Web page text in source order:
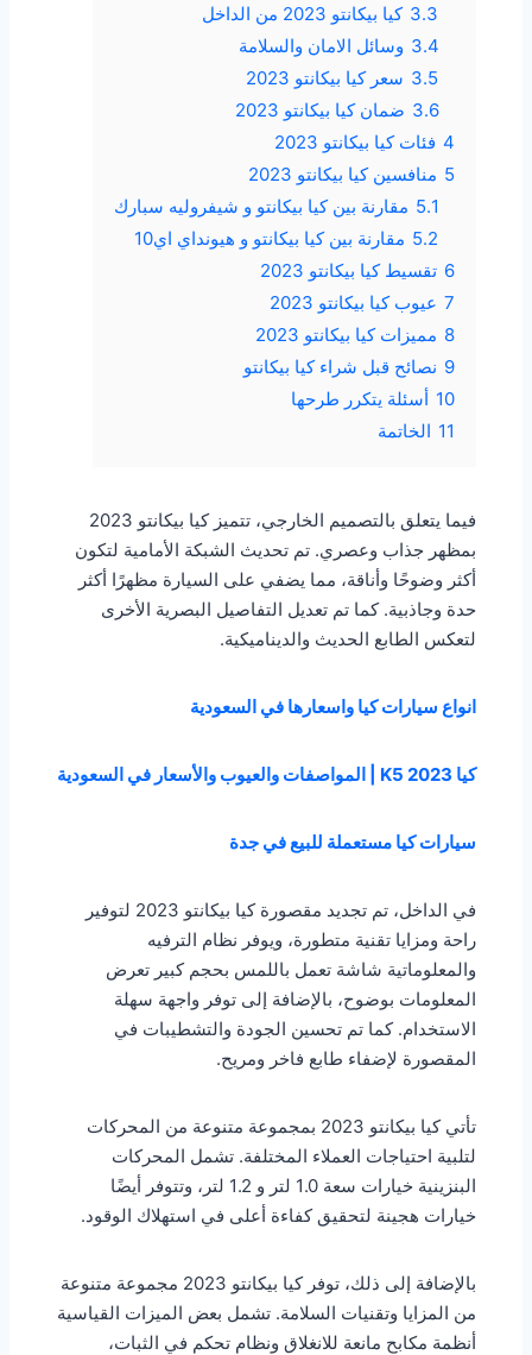
3.3 كيا بيكانتو 2023 من الداخل
3.4 وسائل الامان والسلامة
3.5 سعر كيا بيكانتو 2023
3.6 ضمان كيا بيكانتو 2023
4 فئات كيا بيكانتو 2023
5 منافسين كيا بيكانتو 2023
5.1 مقارنة بين كيا بيكانتو و شيفروليه سبارك
5.2 مقارنة بين كيا بيكانتو و هيونداي اي10
6 تقسيط كيا بيكانتو 2023
7 عيوب كيا بيكانتو 2023
8 مميزات كيا بيكانتو 2023
9 نصائح قبل شراء كيا بيكانتو
10 أسئلة يتكرر طرحها
11 الخاتمة
فيما يتعلق بالتصميم الخارجي، تتميز كيا بيكانتو 2023
بمظهر جذاب وعصري. تم تحديث الشبكة الأمامية لتكون
أكثر وضوحًا وأناقة، مما يضفي على السيارة مظهرًا أكثر
حدة وجاذبية. كما تم تعديل التفاصيل البصرية الأخرى
لتعكس الطابع الحديث والديناميكية.
انواع سيارات كيا واسعارها في السعودية
كيا K5 2023 | المواصفات والعيوب والأسعار في السعودية
سيارات كيا مستعملة للبيع في جدة
في الداخل، تم تجديد مقصورة كيا بيكانتو 2023 لتوفير
راحة ومزايا تقنية متطورة، ويوفر نظام الترفيه
والمعلوماتية شاشة تعمل باللمس بحجم كبير تعرض
المعلومات بوضوح، بالإضافة إلى توفر واجهة سهلة
الاستخدام. كما تم تحسين الجودة والتشطيبات في
المقصورة لإضفاء طابع فاخر ومريح.
تأتي كيا بيكانتو 2023 بمجموعة متنوعة من المحركات
لتلبية احتياجات العملاء المختلفة. تشمل المحركات
البنزينية خيارات سعة 1.0 لتر و 1.2 لتر، وتتوفر أيضًا
خيارات هجينة لتحقيق كفاءة أعلى في استهلاك الوقود.
بالإضافة إلى ذلك، توفر كيا بيكانتو 2023 مجموعة متنوعة
من المزايا وتقنيات السلامة. تشمل بعض الميزات القياسية
أنظمة مكابح مانعة للانغلاق ونظام تحكم في الثبات،